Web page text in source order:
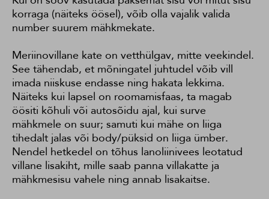
korraga (näiteks öösel), võib olla vajalik valida
number suurem mähkmekate.
Meriinovillane kate on vetthülgav, mitte veekindel.
See tähendab, et mõningatel juhtudel võib vill
imada niiskuse endasse ning hakata lekkima.
Näiteks kui lapsel on roomamisfaas, ta magab
öösiti kõhuli või autosõidu ajal, kui surve
mähkmele on suur; samuti kui mähe on liiga
tihedalt jalas või body/püksid on liiga ümber.
Nendel hetkedel on tõhus lanoliinivees leotatud
villane lisakiht, mille saab panna villakatte ja
mähkmesisu vahele ning annab lisakaitse.